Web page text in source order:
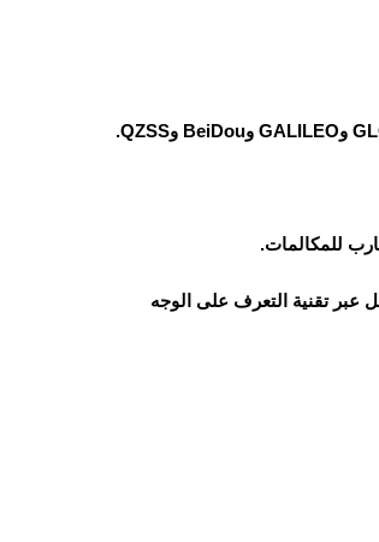
للمكالمات.
عبر تقنية التعرف على الوجه